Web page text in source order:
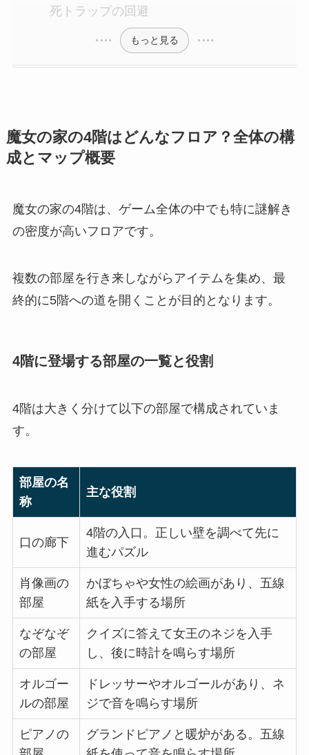
死トラップの回避
もっと見る
魔女の家の4階はどんなフロア？全体の構
成とマップ概要
魔女の家の4階は、ゲーム全体の中でも特に謎解き
の密度が高いフロアです。
複数の部屋を行き来しながらアイテムを集め、最
終的に5階への道を開くことが目的となります。
4階に登場する部屋の一覧と役割
4階は大きく分けて以下の部屋で構成されていま
す。
部屋の名
称
主な役割
口の廊下
4階の入口。正しい壁を調べて先に
進むパズル
肖像画の
部屋
かぼちゃや女性の絵画があり、五線
紙を入手する場所
なぞなぞ
の部屋
クイズに答えて女王のネジを入手
し、後に時計を鳴らす場所
オルゴー
ルの部屋
ドレッサーやオルゴールがあり、ネ
ジで音を鳴らす場所
ピアノの
グランドピアノと暖炉がある。五線